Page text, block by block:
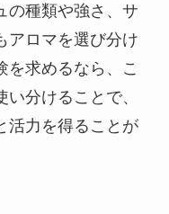
の種類や強さ、サ
アロマを選び分け
を求めるなら、こ
分けることで、
活力を得ることが